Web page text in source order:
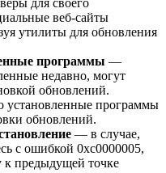
веб-сайты
утилиты для обновления
программы —
недавно, могут
обновлений.
установленные программы
обновлений.
— в случае,
с ошибкой 0xc0000005,
к предыдущей точке